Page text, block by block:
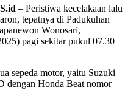
– Peristiwa kecelakaan lalu
tepatnya di Padukuhan
Wonosari,
pagi sekitar pukul 07.30
sepeda motor, yaitu Suzuki
dengan Honda Beat nomor